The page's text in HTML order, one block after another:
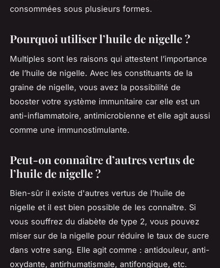
consommées sous plusieurs formes.
Pourquoi utiliser l’huile de nigelle ?
Multiples sont les raisons qui attestent l’importance
de l’huile de nigelle. Avec les constituants de la
graine de nigelle, vous avez la possibilité de
booster votre système immunitaire car elle est un
anti-inflammatoire, antimicrobienne et elle agit aussi
comme une immunostimulante.
Peut-on connaître d’autres vertus de
l’huile de nigelle ?
Bien-sûr il existe d'autres vertus de l’huile de
nigelle et il est bien possible de les connaître. Si
vous souffrez du diabète de type 2, vous pouvez
miser sur de la nigelle pour réduire le taux de sucre
dans votre sang. Elle agit comme : antidouleur, anti-
oxydante, antirhumatismale, antifongique, etc.